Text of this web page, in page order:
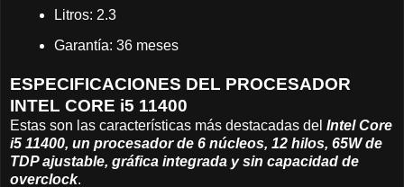
Litros: 2.3
Garantía: 36 meses
ESPECIFICACIONES DEL PROCESADOR
INTEL CORE i5 11400
Estas son las características más destacadas del Intel Core
i5 11400, un procesador de 6 núcleos, 12 hilos, 65W de
TDP ajustable, gráfica integrada y sin capacidad de
overclock.